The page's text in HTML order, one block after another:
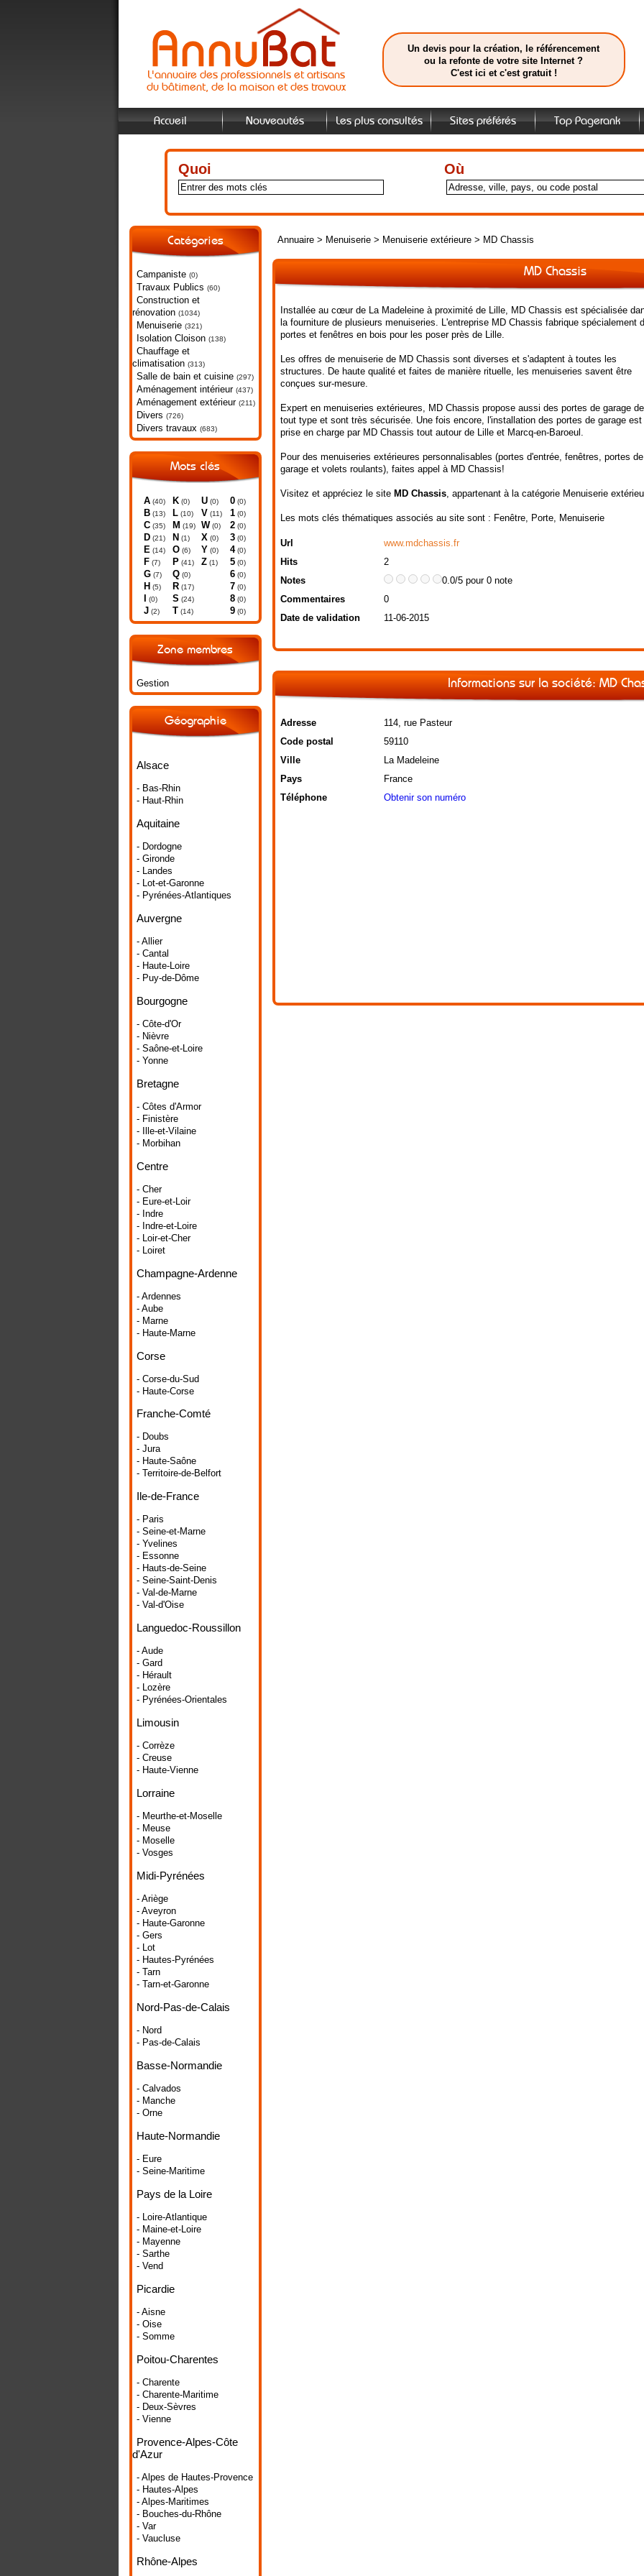
L'annuaire des professionnels et artisans
du bâtiment, de la maison et des travaux
Un devis pour la création, le référencement
ou la refonte de votre site Internet ?
C'est ici et c'est gratuit !
Accueil Nouveautés Les plus consultés Sites préférés Top Pagerank
Quoi Où
Catégories
Campaniste (0)
Travaux Publics (60)
Construction et
rénovation (1034)
Menuiserie (321)
Isolation Cloison (138)
Chauffage et
climatisation (313)
Salle de bain et cuisine (297)
Aménagement intérieur (437)
Aménagement extérieur (211)
Divers (726)
Divers travaux (683)
Mots clés
A(40)
B(13)
C(35)
D(21)
E (14)
F(7)
G(7)
H (5)
(0)
J(2)
K(0)
L(10)
M (19)
N (1)
O(6)
P(41)
Q(0)
R(17)
S (24)
T (14)
U(0)
V (11)
W(0)
X (0)
Y (0)
Z(1)
0(0)
1(0)
2(0)
3(0)
4(0)
5(0)
6(0)
7(0)
8(0)
9(0)
Zone membres
Gestion
Géographie
Alsace
- Bas-Rhin
- Haut-Rhin
Aquitaine
- Dordogne
- Gironde
- Landes
- Lot-et-Garonne
- Pyrénées-Atlantiques
Auvergne
- Allier
- Cantal
- Haute-Loire
- Puy-de-Dôme
Bourgogne
- Côte-d'Or
- Nièvre
- Saône-et-Loire
- Yonne
Bretagne
- Côtes d'Armor
- Finistère
- Ille-et-Vilaine
- Morbihan
Centre
- Cher
- Eure-et-Loir
- Indre
- Indre-et-Loire
- Loir-et-Cher
- Loiret
Champagne-Ardenne
- Ardennes
- Aube
- Marne
- Haute-Marne
Corse
- Corse-du-Sud
- Haute-Corse
Franche-Comté
- Doubs
- Jura
- Haute-Saône
- Territoire-de-Belfort
Ile-de-France
- Paris
- Seine-et-Marne
- Yvelines
- Essonne
- Hauts-de-Seine
- Seine-Saint-Denis
- Val-de-Marne
- Val-d'Oise
Languedoc-Roussillon
- Aude
- Gard
- Hérault
- Lozère
- Pyrénées-Orientales
Limousin
- Corrèze
- Creuse
- Haute-Vienne
Lorraine
- Meurthe-et-Moselle
- Meuse
- Moselle
- Vosges
Midi-Pyrénées
- Ariège
- Aveyron
- Haute-Garonne
- Gers
- Lot
- Hautes-Pyrénées
- Tarn
- Tarn-et-Garonne
Nord-Pas-de-Calais
- Nord
- Pas-de-Calais
Basse-Normandie
- Calvados
- Manche
- Orne
Haute-Normandie
- Eure
- Seine-Maritime
Pays de la Loire
- Loire-Atlantique
- Maine-et-Loire
- Mayenne
- Sarthe
- Vend
Picardie
- Aisne
- Oise
- Somme
Poitou-Charentes
- Charente
- Charente-Maritime
- Deux-Sèvres
- Vienne
Provence-Alpes-Côte
d'Azur
- Alpes de Hautes-Provence
- Hautes-Alpes
- Alpes-Maritimes
- Bouches-du-Rhône
- Var
- Vaucluse
Rhône-Alpes
Annuaire> Menuiserie> Menuiserie extérieure> MD Chassis
MD Chassis
Installée au cœur de La Madeleine à proximité de Lille, MD Chassis est spécialisée
la fourniture de plusieurs menuiseries. L'entreprise MD Chassis fabrique spécialement
portes et fenêtres en bois pour les poser près de Lille.
Les offres de menuiserie de MD Chassis sont diverses et s'adaptent à toutes les
structures. De haute qualité et faites de manière rituelle, les menuiseries savent être
conçues sur-mesure.
Expert en menuiseries extérieures, MD Chassis propose aussi des portes de garage de
tout type et sont très sécurisée. Une fois encore, l'installation des portes de garage est
prise en charge par MD Chassis tout autour de Lille et Marcq-en-Baroeul.
Pour des menuiseries extérieures personnalisables (portes d'entrée, fenêtres, portes de
garage et volets roulants), faites appel à MD Chassis!
Visitez et appréciez le site MD Chassis, appartenant à la catégorie Menuiserie
Les mots clés thématiques associés au site sont : Fenêtre, Porte, Menuiserie
Url
www.mdchassis.fr
Hits
2
Notes
0.0/5 pour 0 note
Commentaires
0
Date de validation
11-06-2015
Informations sur la société: MD
Adresse
114, rue Pasteur
Code postal
59110
Ville
La Madeleine
Pays
France
Téléphone
Obtenir son numéro